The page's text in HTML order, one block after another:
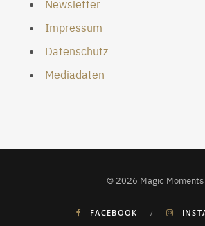
Newsletter
Impressum
Datenschutz
Mediadaten
© 2026 Magic Moments
FACEBOOK